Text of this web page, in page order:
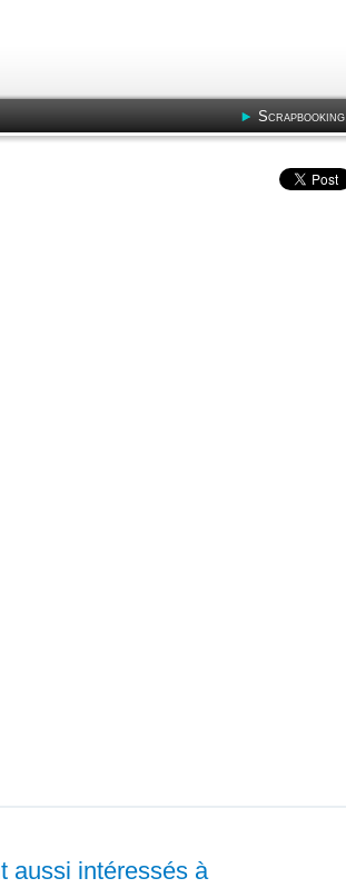
Scrapbooking
aussi intéressés à